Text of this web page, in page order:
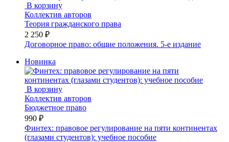
В корзину
Коллектив авторов
Теория гражданского права
2 250 ₽
Договорное право: общие положения. 5-е издание
Новинка
В корзину
Коллектив авторов
Бюджетное право
990 ₽
Финтех: правовое регулирование на пяти континентах
(глазами студентов): учебное пособие